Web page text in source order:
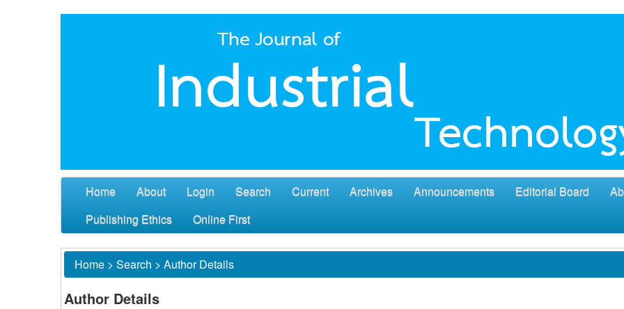
Home About Login Search Current Archives Announcements Editorial Board
Publishing Ethics
Online First
Home > Search > Author Details
Author Details